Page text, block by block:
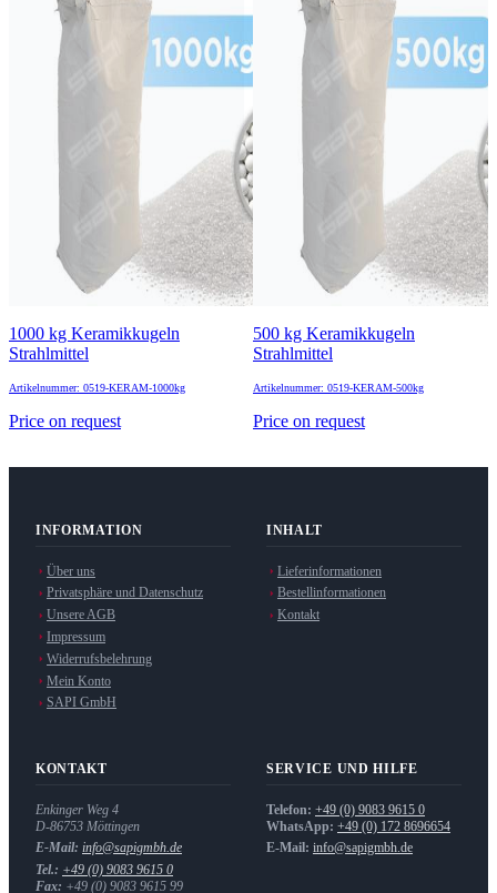
1000 kg Keramikkugeln
Strahlmittel
Artikelnummer: 0519-KERAM-1000kg
Price on request
500 kg Keramikkugeln
Strahlmittel
Artikelnummer: 0519-KERAM-500kg
Price on request
INFORMATION
Über uns
Privatsphäre und Datenschutz
Unsere AGB
Impressum
Widerrufsbelehrung
Mein Konto
SAPI GmbH
INHALT
Lieferinformationen
Bestellinformationen
Kontakt
KONTAKT
Enkinger Weg 4
D-86753 Möttingen
E-Mail: info@sapigmbh.de
Tel.: +49 (0) 9083 9615 0
Fax: +49 (0) 9083 9615 99
SERVICE UND HILFE
Telefon: +49 (0) 9083 9615 0
WhatsApp: +49 (0) 172 8696654
E-Mail: info@sapigmbh.de